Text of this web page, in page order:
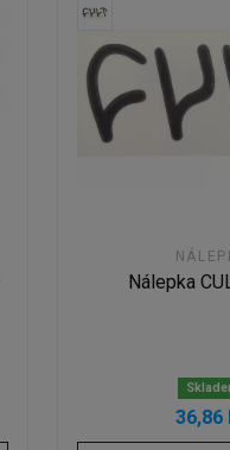
Nálepka
36,86